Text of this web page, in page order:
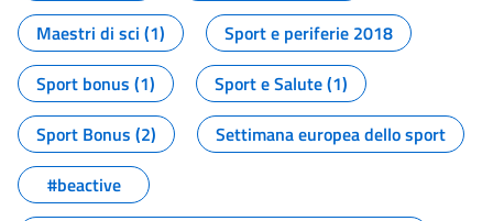
Maestri di sci (1)
Sport e periferie 2018
Sport bonus (1)
Sport e Salute (1)
Sport Bonus (2)
Settimana europea dello sport
#beactive